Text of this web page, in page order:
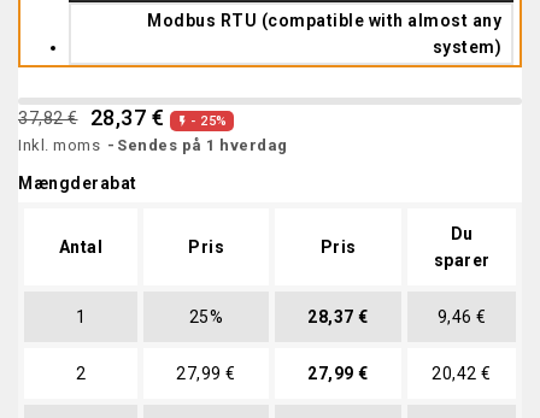
Modbus RTU (compatible with almost any
system)
37,82 € 28,37 €  - 25%
Inkl. moms Sendes på 1 hverdag
Mængderabat
Antal Pris Pris
Du
sparer
1 25% 28,37 € 9,46 €
2 27,99 € 27,99 € 20,42 €